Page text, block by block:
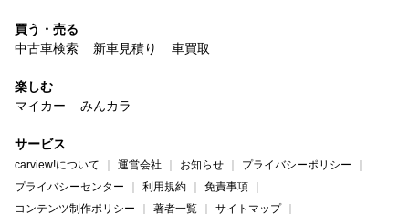
買う・売る
中古車検索
新車見積り 車買取
楽しむ
マイカー
みんカラ
サービス
carview!について 運営会社 お知らせ
プライバシーポリシー
プライバシーセンター
利用規約
免責事項
コンテンツ制作ポリシー
著者一覧
サイトマップ